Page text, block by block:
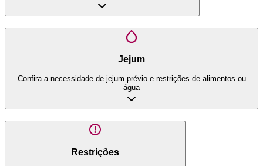
Jejum
Confira a necessidade de jejum prévio e restrições de alimentos ou
água
Restrições